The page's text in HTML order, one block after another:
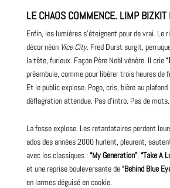
LE CHAOS COMMENCE. LIMP
Enfin, les lumières s’éteignent pour de vrai. Le
décor néon Vice City. Fred Durst surgit,
la tête, furieux. Façon Père Noël vénère. Il crie
préambule, comme pour libérer trois heures de
Et le public explose. Pogo, cris, bière au
déflagration attendue. Pas d’intro. Pas de
La fosse explose. Les retardataires perdent
ados des années2000hurlent, pleurent,
avec les classiques : “My Generation”, “Take A
et une reprise bouleversante de“Behind Blue
en larmes déguisé en cookie.